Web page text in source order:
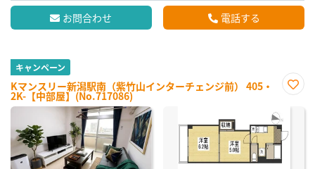
お問合わせ 電話する
キャンペーン
Kマンスリー新潟駅南（紫竹山インターチェンジ前） 405・
2K-【中部屋】(No.717086)
に入
録